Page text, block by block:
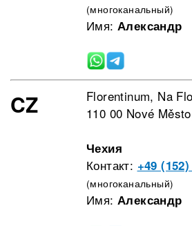
(многоканальный)
Имя: Александр
CZ
Florentinum, Na
110 00 Nové
Чехия
Контакт: +49
(многоканальный)
Имя: Александр